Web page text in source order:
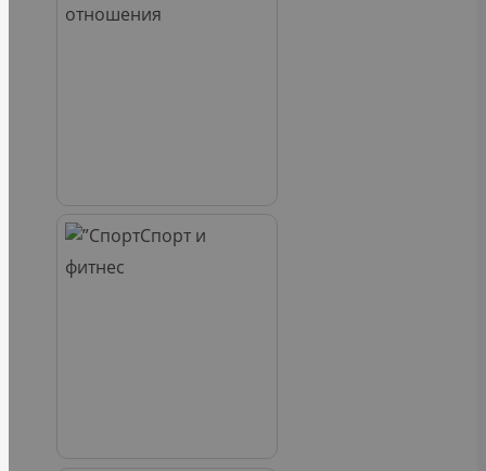
отношения
Спорт и
фитнес